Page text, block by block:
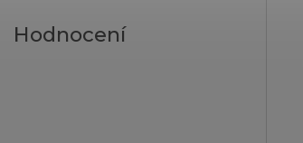
Hodnocení